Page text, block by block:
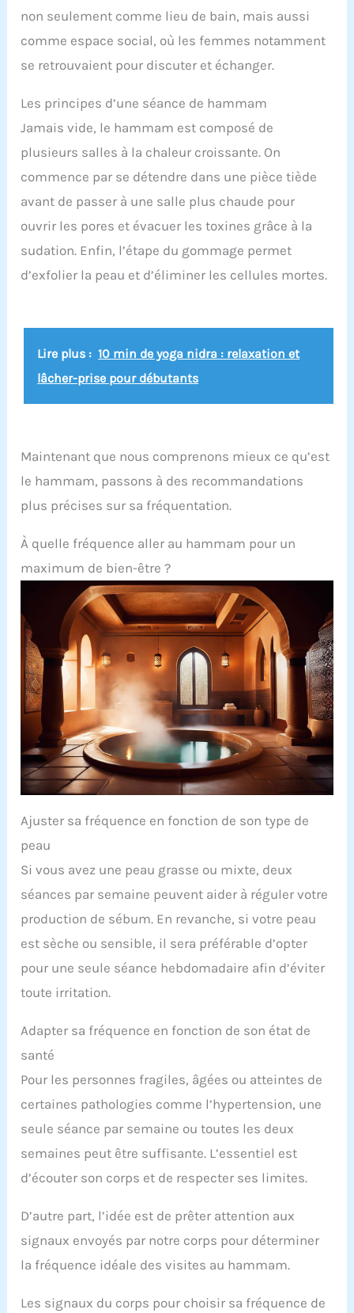
non seulement comme lieu de bain, mais aussi
comme espace social, où les femmes notamment
se retrouvaient pour discuter et échanger.
Les principes d’une séance de hammam
Jamais vide, le hammam est composé de
plusieurs salles à la chaleur croissante. On
commence par se détendre dans une pièce tiède
avant de passer à une salle plus chaude pour
ouvrir les pores et évacuer les toxines grâce à la
sudation. Enfin, l’étape du gommage permet
d’exfolier la peau et d’éliminer les cellules mortes.
Lire plus : 10 min de yoga nidra : relaxation et
lâcher-prise pour débutants
Maintenant que nous comprenons mieux ce qu’est
le hammam, passons à des recommandations
plus précises sur sa fréquentation.
À quelle fréquence aller au hammam pour un
maximum de bien-être ?
Ajuster sa fréquence en fonction de son type de
peau
Si vous avez une peau grasse ou mixte, deux
séances par semaine peuvent aider à réguler votre
production de sébum. En revanche, si votre peau
est sèche ou sensible, il sera préférable d’opter
pour une seule séance hebdomadaire afin d’éviter
toute irritation.
Adapter sa fréquence en fonction de son état de
santé
Pour les personnes fragiles, âgées ou atteintes de
certaines pathologies comme l’hypertension, une
seule séance par semaine ou toutes les deux
semaines peut être suffisante. L’essentiel est
d’écouter son corps et de respecter ses limites.
D’autre part, l’idée est de prêter attention aux
signaux envoyés par notre corps pour déterminer
la fréquence idéale des visites au hammam.
Les signaux du corps pour choisir sa fréquence de